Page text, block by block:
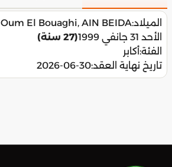
الميلاد:Oum El Bouaghi, AIN BEIDA
الأحد 31 جانفي 1999
(27 سنة)
الفئة:أكابر
تاريخ نهاية العقد:2026-06-30